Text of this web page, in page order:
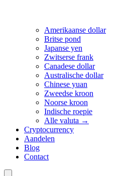
Amerikaanse dollar
Britse pond
Japanse yen
Zwitserse frank
Canadese dollar
Australische dollar
Chinese yuan
Zweedse kroon
Noorse kroon
Indische roepie
Alle valuta →
Cryptocurrency
Aandelen
Blog
Contact